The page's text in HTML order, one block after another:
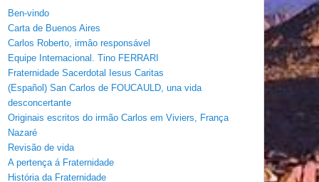
Ben-vindo
Carta de Buenos Aires
Carlos Roberto, irmâo responsável
Equipe Internacional. Tino FERRARI
Fraternidade Sacerdotal Iesus Caritas
(Español) San Carlos de FOUCAULD, una vida
desconcertante
Originais escritos do irmão Carlos em Viviers, França
Nazaré
Revisão de vida
A pertença á Fraternidade
História da Fraternidade